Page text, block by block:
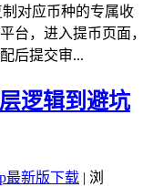
对应币种的专属收
台，进入提币页面，
后提交审...
逻辑到避坑
最新版下载 | 浏